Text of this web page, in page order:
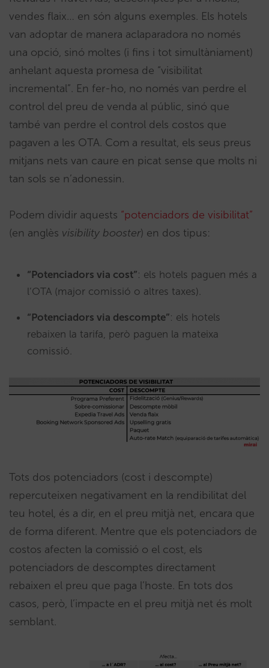
vendes flaix… en són alguns exemples. Els hotels
van adoptar de manera aclaparadora no només
una opció, sinó moltes (i fins i tot simultàniament)
anhelant aquesta promesa de “visibilitat
incremental”. En fer-ho, no només van perdre el
control del preu de venda al públic, sinó que
també van perdre el control dels costos que
pagaven a les OTA. Com a resultat, els seus preus
mitjans nets van caure en picat sense que molts ni
tan sols se n’adonessin.
Podem dividir aquests “potenciadors de visibilitat”
(en anglès visibility booster) en dos tipus:
“Potenciadors via cost”: els hotels paguen més a
l’OTA (major comissió o altres taxes).
“Potenciadors via descompte”: els hotels
rebaixen la tarifa, però paguen la mateixa
comissió.
Tots dos potenciadors (cost i descompte)
repercuteixen negativament en la rendibilitat del
teu hotel, és a dir, en el preu mitjà net, encara que
de forma diferent. Mentre que els potenciadors de
costos afecten la comissió o el cost, els
potenciadors de descomptes directament
rebaixen el preu que paga l’hoste. En tots dos
casos, però, l’impacte en el preu mitjà net és molt
semblant.